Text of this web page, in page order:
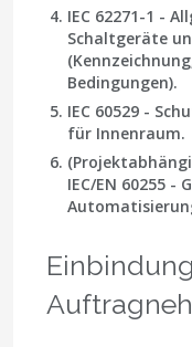
IEC 62271-1 -
Schaltgeräte
Bedingungen).
IEC 60529 -
für Innenraum.
IEC/EN 60255 -